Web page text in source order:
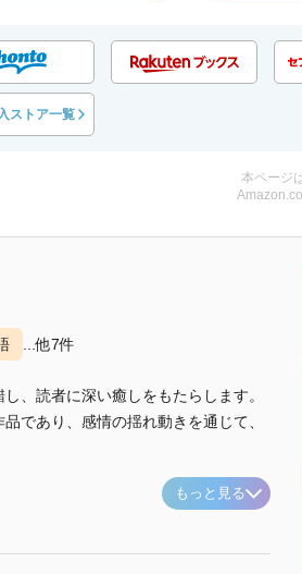
ストア一覧
本ページ
...他7件
、読者に深い癒しをもたらします。
であり、感情の揺れ動きを通じて、
もっと見る